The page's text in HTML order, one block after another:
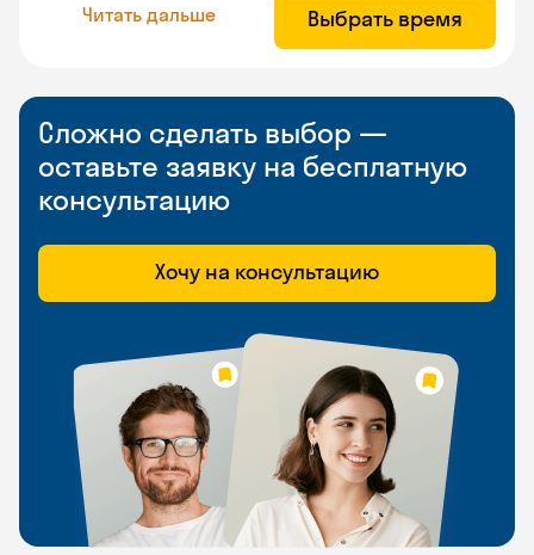
Читать дальше Выбрать время
Сложно сделать выбор —
оставьте заявку на бесплатную
консультацию
Хочу на консультацию